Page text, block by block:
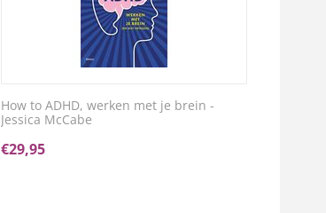
How to ADHD, werken met je brein -
Jessica McCabe
€29,95